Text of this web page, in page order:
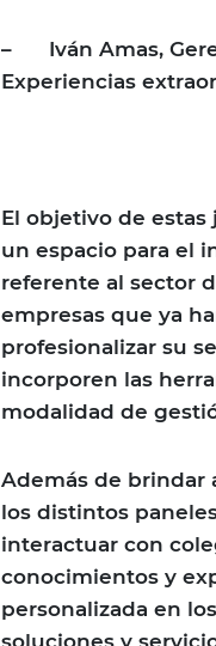
–
Iván Amas,
Experiencias
El objetivo de
un espacio para el
referente al sector
empresas que ya
profesionalizar su
incorporen las
modalidad de
Además de brindar
los distintos
interactuar con
conocimientos y
personalizada en
soluciones y